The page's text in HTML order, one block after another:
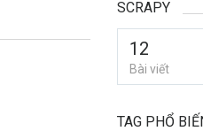
SCRAPY
12
Bài viết
TAG PHỔ